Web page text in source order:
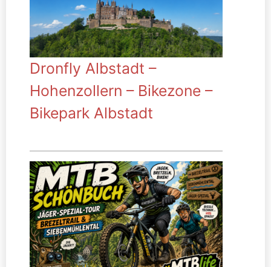
Dronfly Albstadt –
Hohenzollern – Bikezone –
Bikepark Albstadt